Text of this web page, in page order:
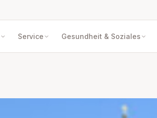
Service Gesundheit & Soziales